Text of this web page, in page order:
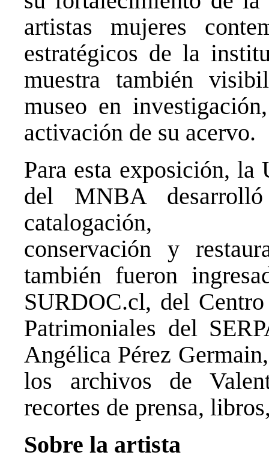
artistas mujeres
estratégicos de la
muestra también
museo en
activación de su acervo.
Para esta exposición,
del MNBA
catalogación,
conservación y
también fueron
SURDOC.cl, del
Patrimoniales del
Angélica Pérez
los archivos de
recortes de prensa,
Sobre la artista